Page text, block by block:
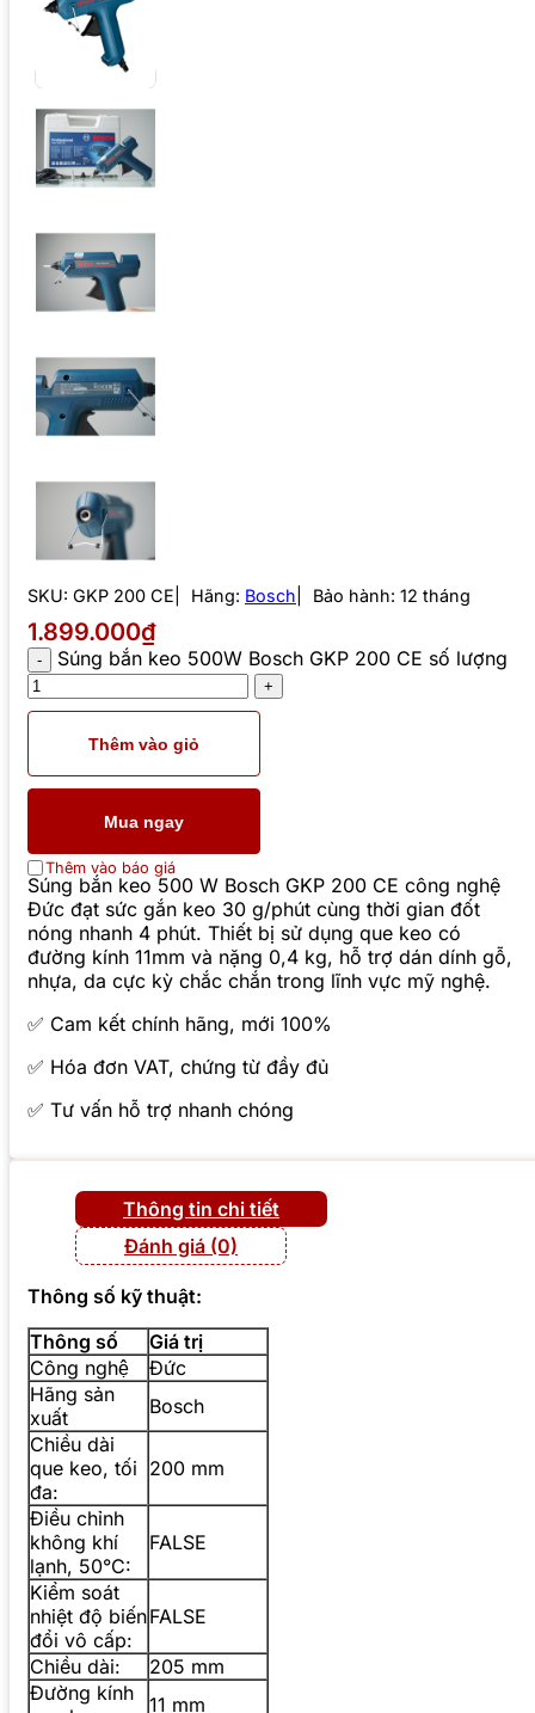
SKU: GKP 200 CE Hãng: Bosch Bảo hành: 12 tháng
1.899.000₫
Súng bắn keo 500W Bosch GKP 200 CE số lượng
Thêm vào giỏ
Mua ngay
Thêm vào báo giá
Súng bắn keo 500 W Bosch GKP 200 CE công nghệ
Đức đạt sức gắn keo 30 g/phút cùng thời gian đốt
nóng nhanh 4 phút. Thiết bị sử dụng que keo có
đường kính 11mm và nặng 0,4 kg, hỗ trợ dán dính gỗ,
nhựa, da cực kỳ chắc chắn trong lĩnh vực mỹ nghệ.
✅ Cam kết chính hãng, mới 100%
✅ Hóa đơn VAT, chứng từ đầy đủ
✅ Tư vấn hỗ trợ nhanh chóng
Thông tin chi tiết
Đánh giá (0)
Thông số kỹ thuật:
Thông số
Giá trị
Công nghệ
Đức
Hãng sản
xuất
Bosch
Chiều dài
que keo, tối
đa:
200 mm
Điều chỉnh
không khí
lạnh, 50°C:
FALSE
Kiểm soát
nhiệt độ biến
đổi vô cấp:
FALSE
Chiều dài:
205 mm
Đường kính
11 mm